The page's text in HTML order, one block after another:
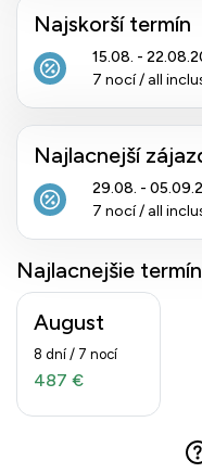
Najskorší termín
15.08. -
7 nocí / all
Najlacnejší
29.08. -
7 nocí / all
Najlacnejšie
August
8 dní / 7 nocí
487 €